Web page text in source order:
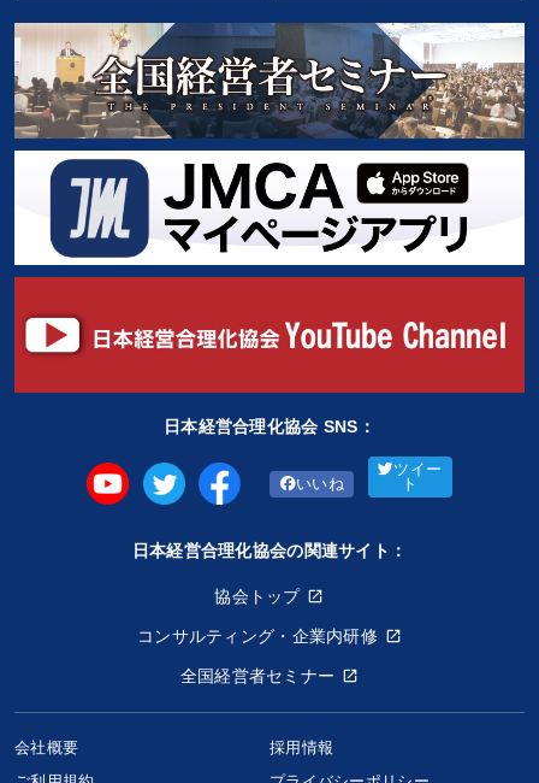
日本経営合理化協会 SNS：
いいね
ツイー
ト
日本経営合理化協会の関連サイト：
協会トップ
コンサルティング・企業内研修
全国経営者セミナー
会社概要
採用情報